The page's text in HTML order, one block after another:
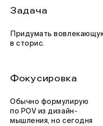
Задача
Придумать
в сторис.
Фокусировка
Обычно формулирую
по POV из дизайн-
мышления, но сегодня